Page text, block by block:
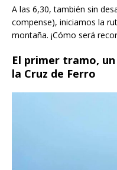
A las 6,30, también sin
compense), iniciamos la
montaña. ¡Cómo será
El primer tramo,
la Cruz de Ferro